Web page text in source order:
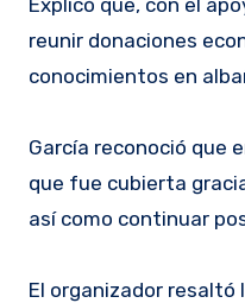
reunir donaciones
conocimientos en
García reconoció que
que fue cubierta
así como continuar
El organizador